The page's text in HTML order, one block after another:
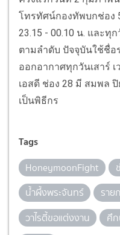
โทรทัศน์กองทัพบกช่อง
23.15 - 00.10 น. และทุ
ตามลำดับ ปัจจุบันใช้ชื่อ
ออกอากาศทุกวันเสาร์ เ
เอสดี ช่อง 28 มี สมพล
เป็นพิธีกร
Tags
HoneymoonFight
น้ำผึ้งพระจันทร์
ราย
วาไรตี้ขอแต่งงาน
ศึ